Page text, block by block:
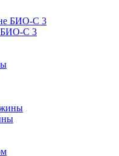
БИО-С 3